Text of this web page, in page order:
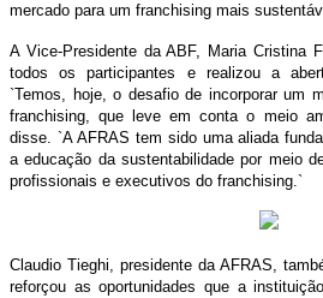
mercado para um franchising mais
A Vice-Presidente da ABF, Maria Cristina
todos os participantes e realizou a
`Temos, hoje, o desafio de incorporar um
franchising, que leve em conta o meio
disse. `A AFRAS tem sido uma aliada
a educação da sustentabilidade por meio
profissionais e executivos do franchising.`
Claudio Tieghi, presidente da AFRAS,
reforçou as oportunidades que a